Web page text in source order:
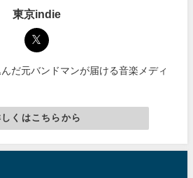
東京indie
だ元バンドマンが届ける音楽メディ
しくはこちらから